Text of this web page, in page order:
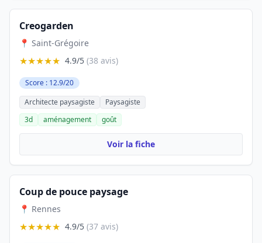
Creogarden
📍 Saint-Grégoire
★★★★★ 4.9/5 (38 avis)
Score : 12.9/20
Architecte paysagiste
Paysagiste
3d
aménagement goût
Voir la fiche
Coup de pouce paysage
📍 Rennes
★★★★★ 4.9/5 (37 avis)